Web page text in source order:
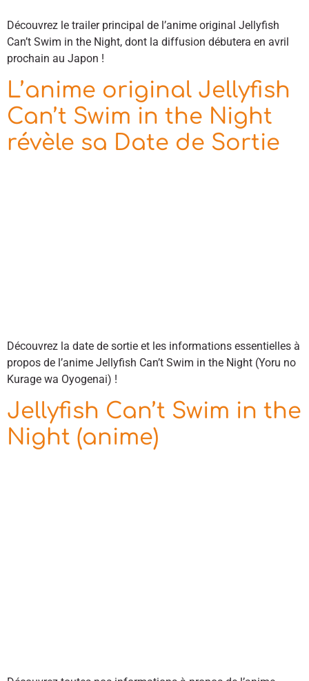
Découvrez le trailer principal de l’anime original Jellyfish
Can’t Swim in the Night, dont la diffusion débutera en avril
prochain au Japon !
L’anime original Jellyfish
Can’t Swim in the Night
révèle sa Date de Sortie
Découvrez la date de sortie et les informations essentielles à
propos de l’anime Jellyfish Can’t Swim in the Night (Yoru no
Kurage wa Oyogenai) !
Jellyfish Can’t Swim in the
Night (anime)